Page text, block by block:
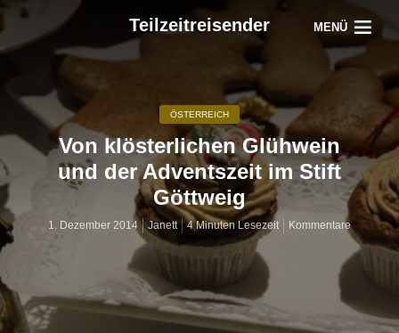
Teilzeitreisender MENÜ
ÖSTERREICH
Von klösterlichen Glühwein
und der Adventszeit im Stift
Göttweig
1. Dezember 2014 Janett 4 Minuten Lesezeit Kommentare